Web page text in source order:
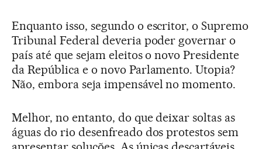
Enquanto isso, segundo o escritor, o Supremo
Tribunal Federal deveria poder governar o
país até que sejam eleitos o novo Presidente
da República e o novo Parlamento. Utopia?
Não, embora seja impensável no momento.
Melhor, no entanto, do que deixar soltas as
águas do rio desenfreado dos protestos sem